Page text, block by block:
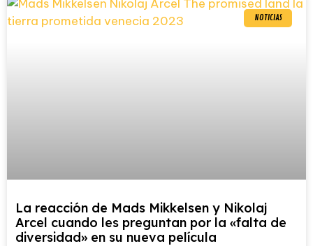
NOTICIAS
La reacción de Mads Mikkelsen y Nikolaj
Arcel cuando les preguntan por la «falta de
diversidad» en su nueva película